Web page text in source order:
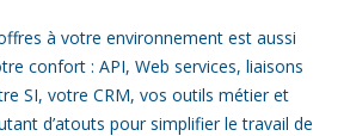
à votre environnement est aussi
confort : API, Web services, liaisons
SI, votre CRM, vos outils métier et
d’atouts pour simplifier le travail de